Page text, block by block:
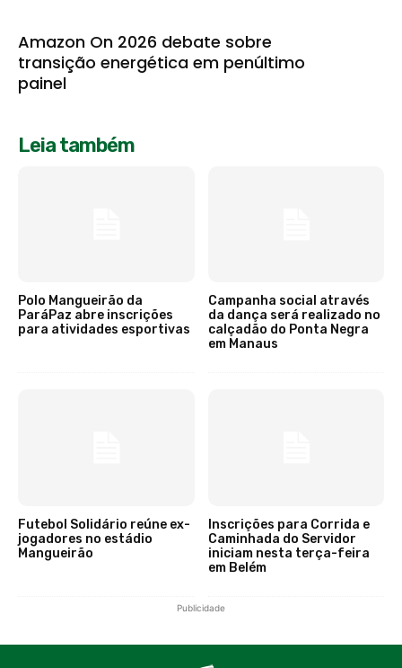
Amazon On 2026 debate sobre
transição energética em penúltimo
painel
Leia também
Polo Mangueirão da
ParáPaz abre inscrições
para atividades esportivas
Campanha social através
da dança será realizado no
calçadão do Ponta Negra
em Manaus
Futebol Solidário reúne ex-
jogadores no estádio
Mangueirão
Inscrições para Corrida e
Caminhada do Servidor
iniciam nesta terça-feira
em Belém
Publicidade